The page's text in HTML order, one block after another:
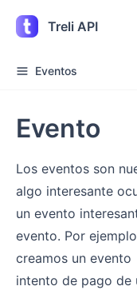
Treli API
Eventos
Evento
Los eventos son
algo interesante
un evento
evento. Por
creamos un evento
intento de pago de